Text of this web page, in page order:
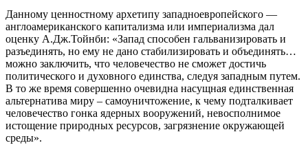
Данному ценностному архетипу западноевропейского —
англоамериканского капитализма или империализма дал
оценку А.Дж.Тойнби: «Запад способен гальванизировать и
разъединять, но ему не дано стабилизировать и объединять…
можно заключить, что человечество не сможет достичь
политического и духовного единства, следуя западным путем.
В то же время совершенно очевидна насущная единственная
альтернатива миру – самоуничтожение, к чему подталкивает
человечество гонка ядерных вооружений, невосполнимое
истощение природных ресурсов, загрязнение окружающей
среды».